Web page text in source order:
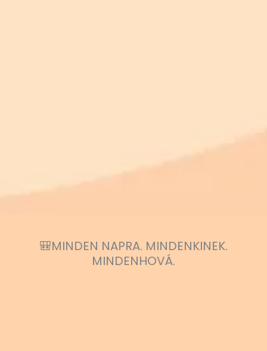
🎒MINDEN NAPRA. MINDENKINEK.
MINDENHOVÁ.